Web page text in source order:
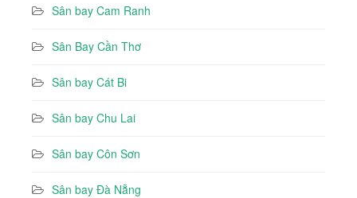
Sân bay Cam Ranh
Sân Bay Cần Thơ
Sân bay Cát Bi
Sân bay Chu Lai
Sân bay Côn Sơn
Sân bay Đà Nẵng